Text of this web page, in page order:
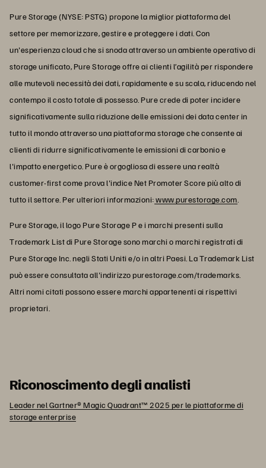
Pure Storage (NYSE: PSTG) propone la miglior piattaforma del
settore per memorizzare, gestire e proteggere i dati. Con
un'esperienza cloud che si snoda attraverso un ambiente operativo di
storage unificato, Pure Storage offre ai clienti l’agilità per rispondere
alle mutevoli necessità dei dati, rapidamente e su scala, riducendo nel
contempo il costo totale di possesso. Pure crede di poter incidere
significativamente sulla riduzione delle emissioni dei data center in
tutto il mondo attraverso una piattaforma storage che consente ai
clienti di ridurre significativamente le emissioni di carbonio e
l'impatto energetico. Pure è orgogliosa di essere una realtà
customer-first come prova l'indice Net Promoter Score più alto di
tutto il settore. Per ulteriori informazioni:www.purestorage.com
Pure Storage, il logo Pure Storage P e i marchi presenti sulla
Trademark List di Pure Storage sono marchi o marchi registrati di
Pure Storage Inc. negli Stati Uniti e/o in altri Paesi. La Trademark List
può essere consultata all'indirizzo purestorage.com/trademarks.
Altri nomi citati possono essere marchi appartenenti ai rispettivi
proprietari.
Riconoscimento degli analisti
Leader nel Gartner® Magic Quadrant™ 2025 per le piattaforme di
storage enterprise